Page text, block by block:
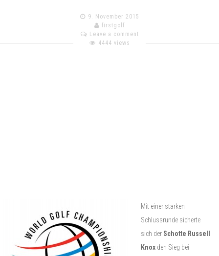
9. November 2015
firstgolf
Leave a comment
4444 views
Mit einer starken
Schlussrunde sicherte
sich der Schotte Russell
Knox den Sieg bei